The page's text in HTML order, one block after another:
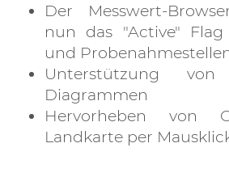
Der Messwert-
nun das "Active"
und
Unterstützung
Diagrammen
Hervorheben von
Landkarte per